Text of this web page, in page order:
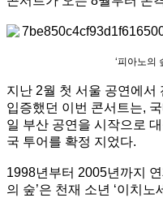
‘피아노의
지난 2월 첫 서울 공연에서
입증했던 이번 콘서트는,
일 부산 공연을 시작으로
국 투어를 확정 지었다.
1998년부터 2005년까지
의 숲’은 천재 소년 ‘이치